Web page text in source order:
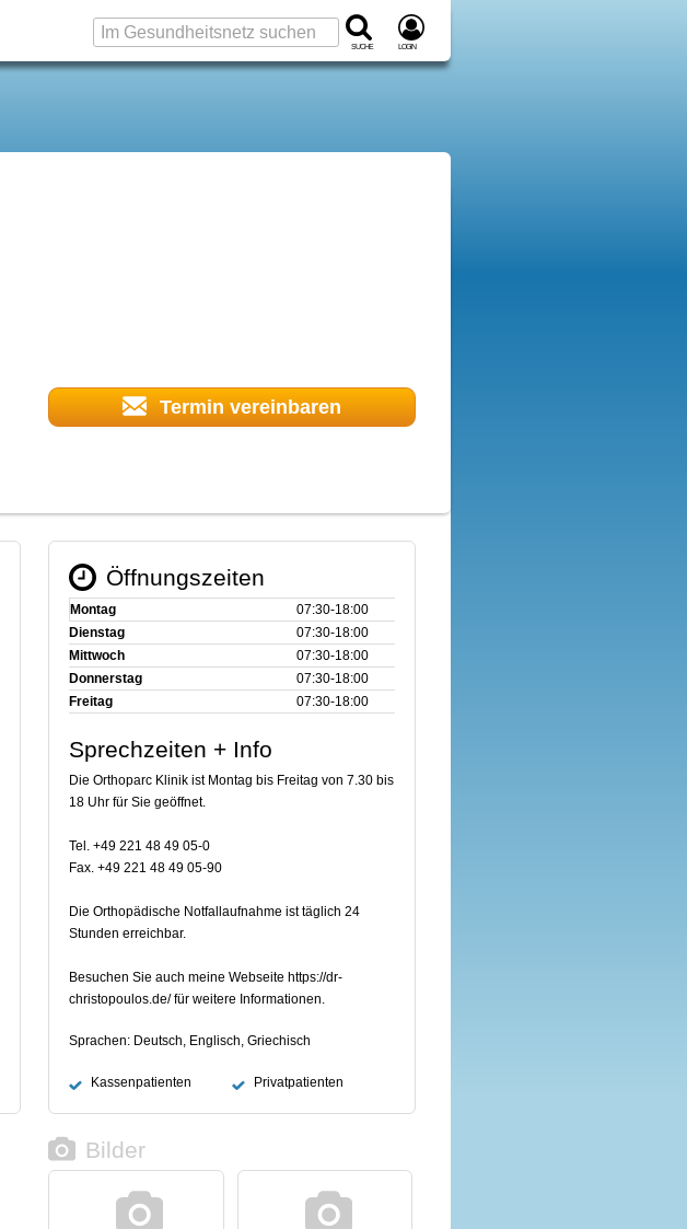
Suche Login
Termin vereinbaren
Öffnungszeiten
Montag
07:30‑18:00
Dienstag
07:30‑18:00
Mittwoch
07:30‑18:00
Donnerstag
07:30‑18:00
Freitag
07:30‑18:00
Sprechzeiten + Info
Die Orthoparc Klinik ist Montag bis Freitag von 7.30 bis
18 Uhr für Sie geöffnet.
Tel. +49 221 48 49 05-0
Fax. +49 221 48 49 05-90
Die Orthopädische Notfallaufnahme ist täglich 24
Stunden erreichbar.
Besuchen Sie auch meine Webseite https://dr-
christopoulos.de/ für weitere Informationen.
Sprachen: Deutsch, Englisch, Griechisch
Kassenpatienten Privatpatienten
Bilder